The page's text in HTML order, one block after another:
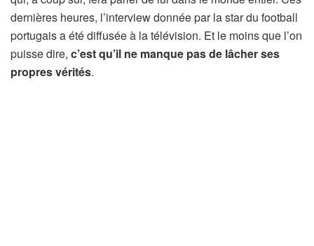
dernières heures, l’interview donnée par la star du football
portugais a été diffusée à la télévision. Et le moins que l’on
puisse dire, c’est qu’il ne manque pas de lâcher ses
propres vérités.